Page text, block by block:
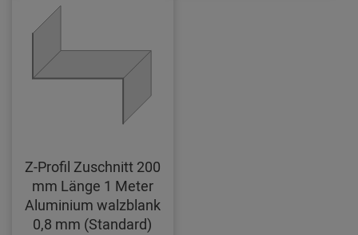
Z-Profil Zuschnitt 200
mm Länge 1 Meter
Aluminium walzblank
0,8 mm (Standard)